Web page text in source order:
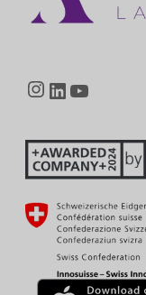
Instagram
LinkedIn